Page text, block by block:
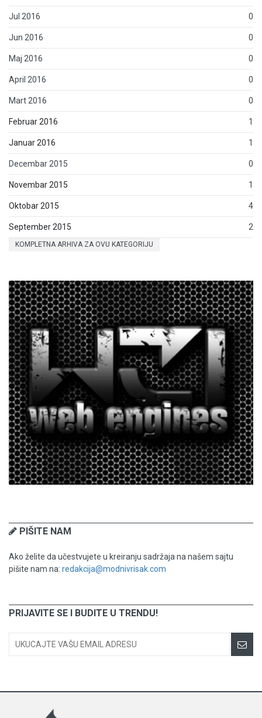
Jul 2016 0
Jun 2016 0
Maj 2016 0
April 2016 0
Mart 2016 0
Februar 2016 1
Januar 2016 1
Decembar 2015 0
Novembar 2015 1
Oktobar 2015 4
September 2015 2
KOMPLETNA ARHIVA ZA OVU KATEGORIJU
PIŠITE NAM
Ako želite da učestvujete u kreiranju sadržaja na našem sajtu
pišite nam na: redakcija@modnivrisak.com
PRIJAVITE SE I BUDITE U TRENDU!